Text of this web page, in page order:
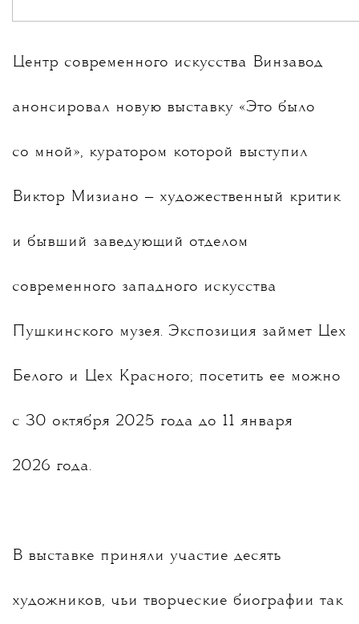
Центр современного искусства Винзавод
анонсировал новую выставку «Это было
со мной», куратором которой выступил
Виктор Мизиано — художественный критик
и бывший заведующий отделом
современного западного искусства
Пушкинского музея. Экспозиция займет Цех
Белого и Цех Красного; посетить ее можно
с 30 октября 2025 года до 11 января
2026 года.
В выставке приняли участие десять
художников, чьи творческие биографии так